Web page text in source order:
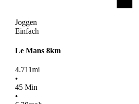
Joggen
Einfach
Le Mans 8km
4.711mi
•
45Min
•